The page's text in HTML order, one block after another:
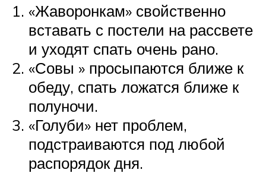
«Жаворонкам» свойственно
вставать с постели на рассвете
и уходят спать очень рано.
«Совы » просыпаются ближе к
обеду, спать ложатся ближе к
полуночи.
«Голуби» нет проблем,
подстраиваются под любой
распорядок дня.